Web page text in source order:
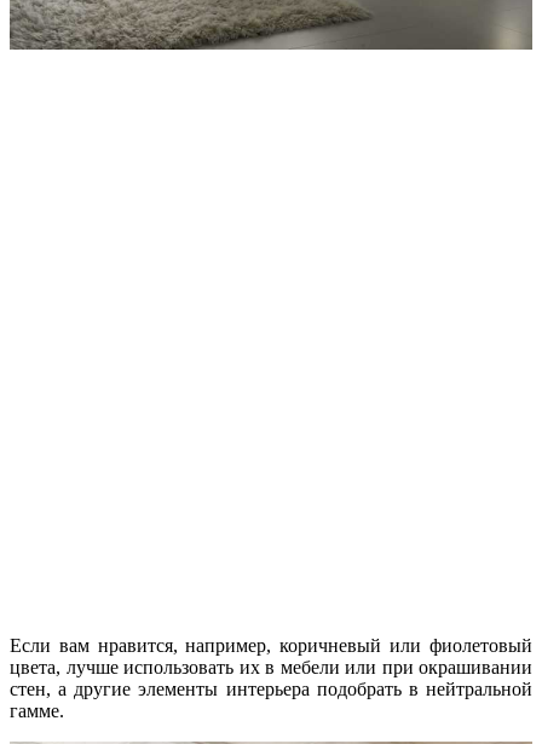
Если вам нравится, например, коричневый или фиолетовый
цвета, лучше использовать их в мебели или при окрашивании
стен, а другие элементы интерьера подобрать в нейтральной
гамме.